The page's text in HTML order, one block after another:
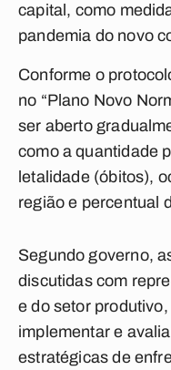
capital, como
pandemia do novo
Conforme o
no “Plano Novo
ser aberto
como a quantidade
letalidade (óbitos),
região e percentual
Segundo governo,
discutidas com
e do setor
implementar e
estratégicas de